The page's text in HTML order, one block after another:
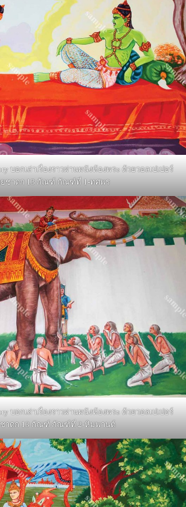
บอกเล่าเรื่องราวผ่านผนังห้องพระ ด้วยวอลเปเปอร์
ยชาดก 13 กัณฑ์ กัณฑ์ที่ 1-ทศพร
บอกเล่าเรื่องราวผ่านผนังห้องพระ ด้วยวอลเปเปอร์
าดก 13 กัณฑ์ กัณฑ์ที่ 2-หิมพานต์